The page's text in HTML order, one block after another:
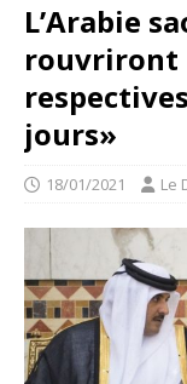
L’Arabie
rouvriront
jours»
18/01/2021 Le